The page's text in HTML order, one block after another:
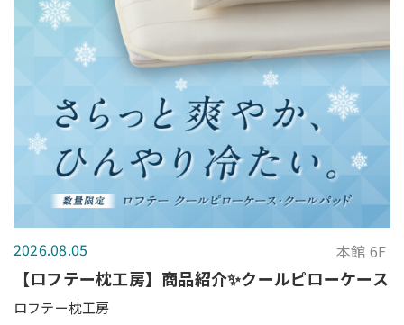
2026.08.05 本館 6F
【ロフテー枕工房】商品紹介✨クールピローケース
ロフテー枕工房